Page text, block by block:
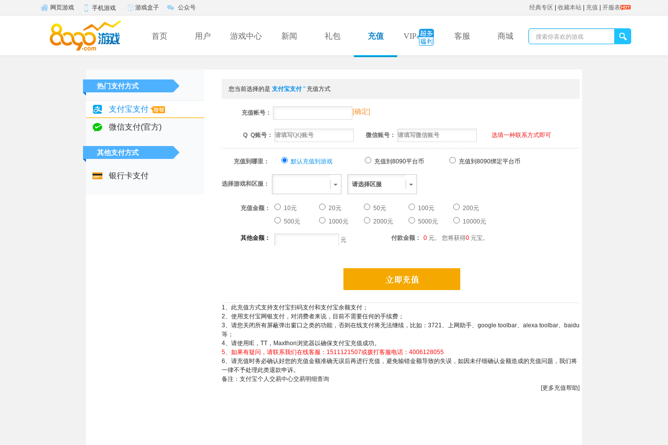
网页游戏 手机游戏 游戏盒子 公众号 经典专区 收藏本站 充值 开服表
首页 用户 游戏中心 新闻 礼包 充值 VIP 客服 商城
热门支付方式
支付宝支付
微信支付(官方)
其他支付方式
银行卡支付
您当前选择的是 支付宝支付" 充值方式
充值帐号： [确定]
Q Q账号： 微信账号： 选填一种联系方式即可
充值到哪里： 默认充值到游戏 充值到8090平台币 充值到8090绑定平台币
选择游戏和区服：
充值金额：
其他金额：
10元 20元 50元 100元
200元
500元
1000元 2000元 5000元 10000元
元 付款金额： 0 元。 您将获得0 元宝。
1、此充值方式支持支付宝扫码支付和支付宝余额支付；
2、使用支付宝网银支付，对消费者来说，目前不需要任何的手续费；
3、请您关闭所有屏蔽弹出窗口之类的功能，否则在线支付将无法继续，比如：3721、上网助手、google toolbar、alexa toolbar、baidu
等；
4、请使用IE，TT，Maxthon浏览器以确保支付宝充值成功。
5、如果有疑问，请联系我们在线客服：1511121507或拨打客服电话：4006128055
6、请充值时务必确认好您的充值金额准确无误后再进行充值，避免输错金额导致的失误，如因未仔细确认金额造成的充值问题，我们将
一律不予处理此类退款申诉。
备注： 支付宝个人交易中心交易明细查询
[更多充值帮助]